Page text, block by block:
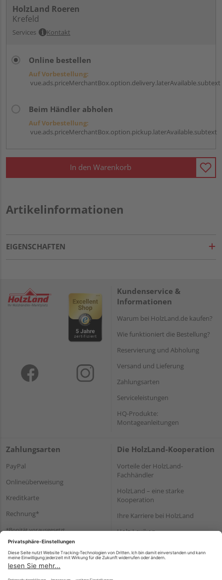
HolzLand Roeren
Krefeld
Services Kontakt
Online bestellen
Auf Vorbestellung:
vue.ads.priceMerchantBox.option.delivery.laterAvailable.subtext
Beim Händler abholen
Auf Vorbestellung:
vue.ads.priceMerchantBox.option.pickup.laterAvailable.subtext
In den Warenkorb
Artikelinformationen
EIGENSCHAFTEN
Kundenservice &
Informationen
Warum bei HolzLand.de kaufen?
Wie funktioniert die Bestellung?
Reservierung und Abholung
Versand und Lieferung
Zahlungsarten
Serviceleistungen
HQ-Produkte:
Montageanleitungen
Zahlungsarten
PayPal
Onlineüberweisung
Kreditkarte
Rechnung*
*Bonität vorausgesetzt
Die HolzLand-Kooperation
Vorteile der HolzLand-
Fachhändler
HolzLand – eine starke
Kooperation
Ihre Karriere bei HolzLand
Holz-Lexikon